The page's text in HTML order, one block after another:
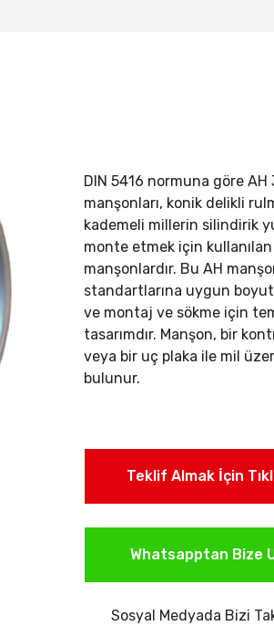
DIN 5416 normuna göre AH
manşonları, konik delikli
kademeli millerin silindirik
monte etmek için kullanılan
manşonlardır. Bu AH
standartlarına uygun
ve montaj ve sökme için
tasarımdır. Manşon, bir
veya bir uç plaka ile mil
bulunur.
Teklif Almak İçin
Whatsapptan Bize
Sosyal Medyada Bizi